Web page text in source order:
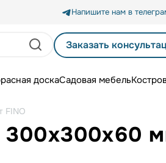
Напишите нам в
Заказать
доскаСадовая мебель
FINO
300х300х60